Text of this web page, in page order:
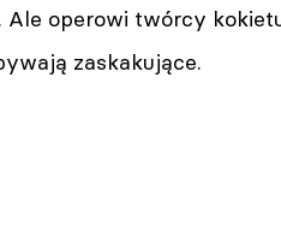
operowi twórcy
zaskakujące.